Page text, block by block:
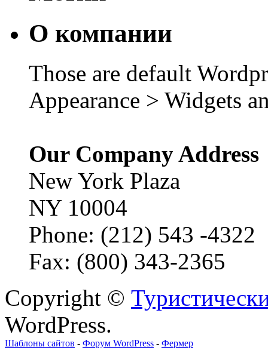
О компании
Those are default
Appearance > Widgets
Our Company Address
New York Plaza
NY 10004
Phone: (212) 543 -4322
Fax: (800) 343-2365
Copyright ©
WordPress.
Шаблоны сайтов - Форум WordPress - Фермер